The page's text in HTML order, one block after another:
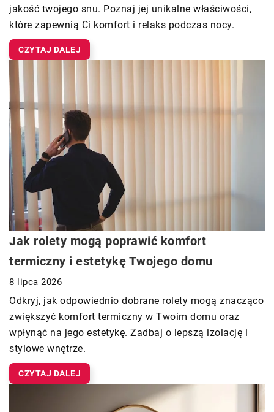
jakość twojego snu. Poznaj jej unikalne właściwości,
które zapewnią Ci komfort i relaks podczas nocy.
CZYTAJ DALEJ
Jak rolety mogą poprawić komfort
termiczny i estetykę Twojego domu
8 lipca 2026
Odkryj, jak odpowiednio dobrane rolety mogą znacząco
zwiększyć komfort termiczny w Twoim domu oraz
wpłynąć na jego estetykę. Zadbaj o lepszą izolację i
stylowe wnętrze.
CZYTAJ DALEJ